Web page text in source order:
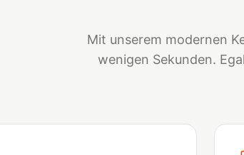
Mit unserem modernen
wenigen Sekunden.